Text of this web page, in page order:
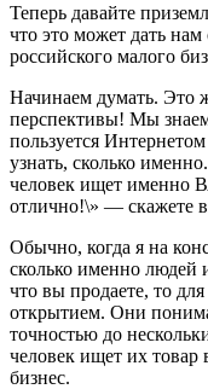
Теперь давайте
что это может дать
российского малого
Начинаем думать. Это
перспективы! Мы
пользуется
узнать, сколько
человек ищет именно
отлично!\» — скажете
Обычно, когда я на
сколько именно людей
что вы продаете, то
открытием. Они
точностью до
человек ищет их
бизнес.